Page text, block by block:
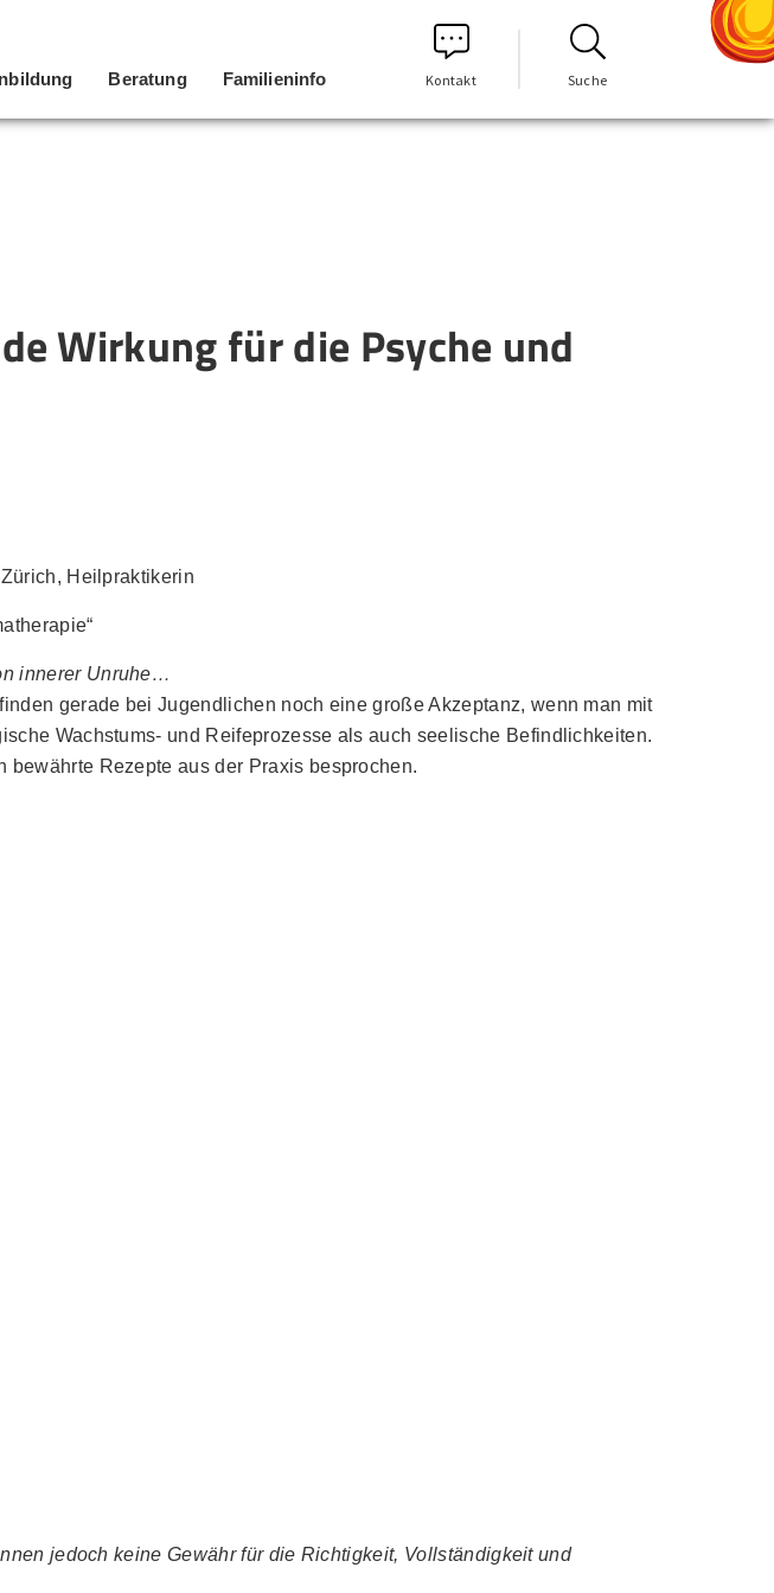
Beratung Familieninfo Kontakt Suche
Wirkung für die Psyche und
Heilpraktikerin
innerer Unruhe…
gerade bei Jugendlichen noch eine große Akzeptanz, wenn man mit
Wachstums- und Reifeprozesse als auch seelische Befindlichkeiten.
Rezepte aus der Praxis besprochen.
jedoch keine Gewähr für die Richtigkeit, Vollständigkeit und